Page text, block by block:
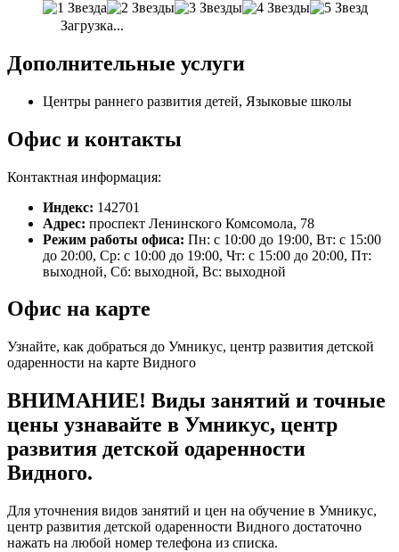
Загрузка...
Дополнительные услуги
Центры раннего развития детей, Языковые школы
Офис и контакты
Контактная информация:
Индекс: 142701
Адрес: проспект Ленинского Комсомола, 78
Режим работы офиса: Пн: с 10:00 до 19:00, Вт: с 15:00
до 20:00, Ср: с 10:00 до 19:00, Чт: с 15:00 до 20:00, Пт:
выходной, Сб: выходной, Вс: выходной
Офис на карте
Узнайте, как добраться до Умникус, центр развития детской
одаренности на карте Видного
ВНИМАНИЕ! Виды занятий и точные
цены узнавайте в Умникус, центр
развития детской одаренности
Видного.
Для уточнения видов занятий и цен на обучение в Умникус,
центр развития детской одаренности Видного достаточно
нажать на любой номер телефона из списка.